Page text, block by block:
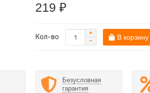
219 ₽
Кол-во В корзину
Безусловная
гарантия